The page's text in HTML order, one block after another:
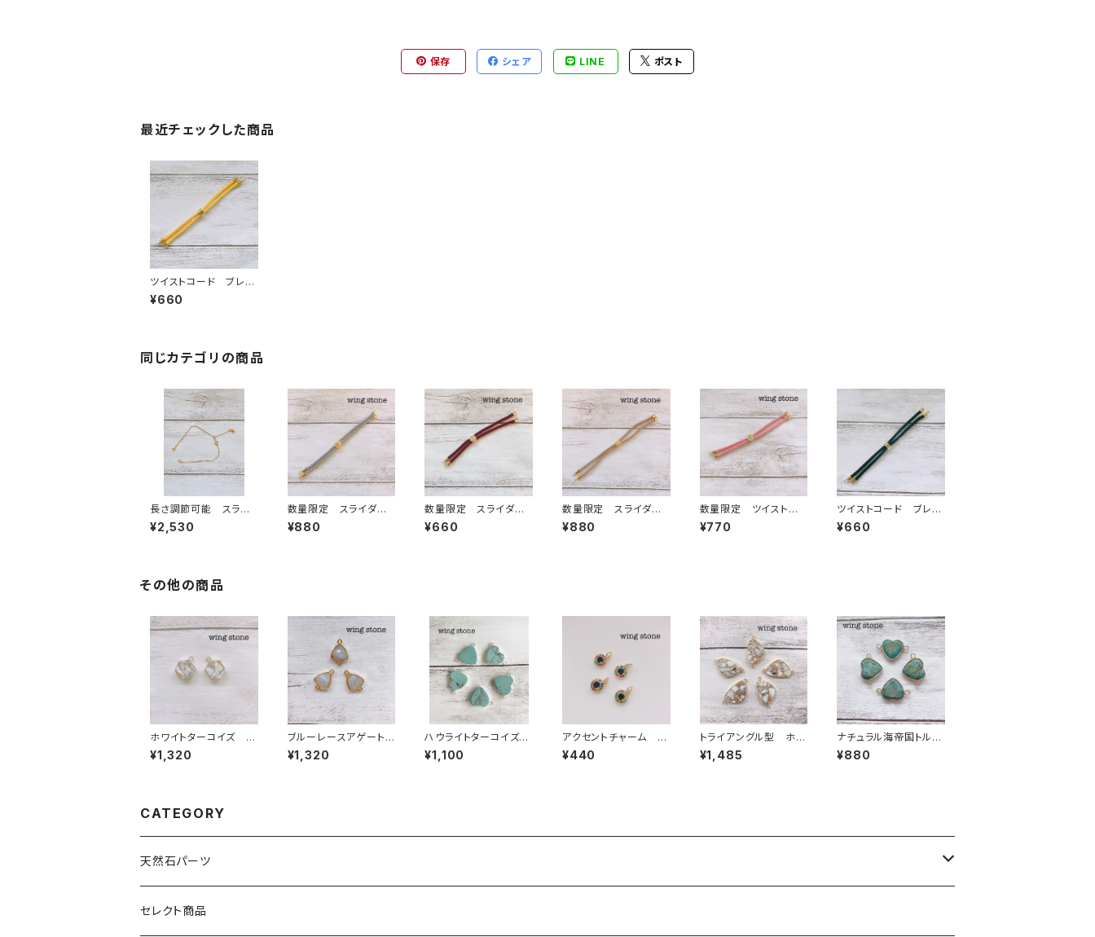
保存 シェア LINE ポスト
最近チェックした商品
ツイストコード ブレス
レット紐 イエロー
¥660
同じカテゴリの商品
長さ調節可能 スライ
ダーブレスレットチェー
ン S925 ゴールド
¥2,530
数量限定 スライダー
ブレスレット紐 ワンポ
イントストーン付き グ
¥880
数量限定 スライダー
ブレスレット紐 ワイン
レッド
¥660
数量限定 スライダー
ブレスレット紐 ワンポ
イントストーン付き モ
¥880
数量限定 ツイストコ
ード スライダーブレス
レット ベビーピンク
¥770
ツイストコード ブレス
レット紐 ブラック
¥660
その他の商品
ホワイトターコイズ ヘ
キサゴン型 1カン
¥1,320
ブルーレースアゲート
（トライアングル型）２カ
ン
¥1,320
ハウライトターコイズ（２
カン）シルバー
¥1,100
アクセントチャーム カ
ラフル
¥440
トライアングル型 ホワ
イトターコイズコッパ
ー 2カン
¥1,485
ナチュラル海帝国トルコ
石 2カン ブルー（ハ
ート型）
¥880
CATEGORY
天然石パーツ
天然石
セレクト商品